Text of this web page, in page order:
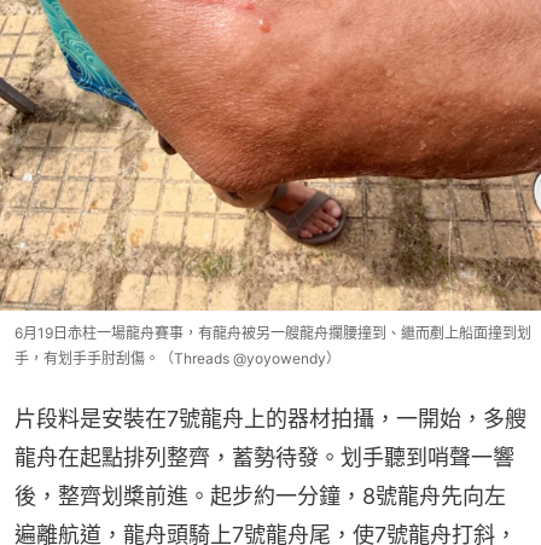
6月19日赤柱一場龍舟賽事，有龍舟被另一艘龍舟攔腰撞到、繼而剷上船面撞到划
手，有划手手肘刮傷。（Threads @yoyowendy）
片段料是安裝在7號龍舟上的器材拍攝，一開始，多艘
龍舟在起點排列整齊，蓄勢待發。划手聽到哨聲一響
後，整齊划槳前進。起步約一分鐘，8號龍舟先向左
遍離航道，龍舟頭騎上7號龍舟尾，使7號龍舟打斜，